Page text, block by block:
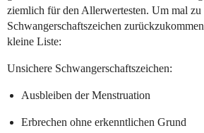
ziemlich für den Allerwertesten. Um mal zu
Schwangerschaftszeichen
kleine Liste:
Unsichere Schwangerschaftszeichen:
Ausbleiben der Menstruation
Erbrechen ohne erkenntlichen Grund